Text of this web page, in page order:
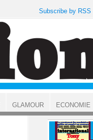
Subscribe by RSS
GLAMOUR ECONOMIE